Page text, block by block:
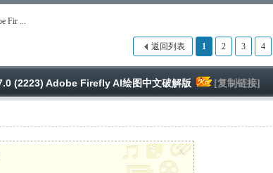
Fir ...
1 2 3 4
返回列表
(2223) Adobe Firefly AI绘图中文破解版 [复制链接]
x